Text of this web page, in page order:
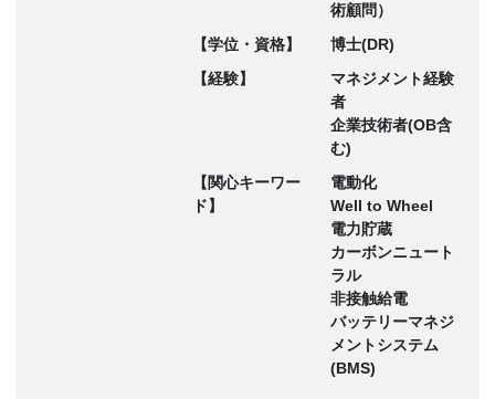
術顧問）
【学位・資格】
博士(DR)
【経験】
マネジメント経験
者
企業技術者(OB含
む)
【関心キーワー
ド】
電動化
Well to Wheel
電力貯蔵
カーボンニュート
ラル
非接触給電
バッテリーマネジ
メントシステム
(BMS)